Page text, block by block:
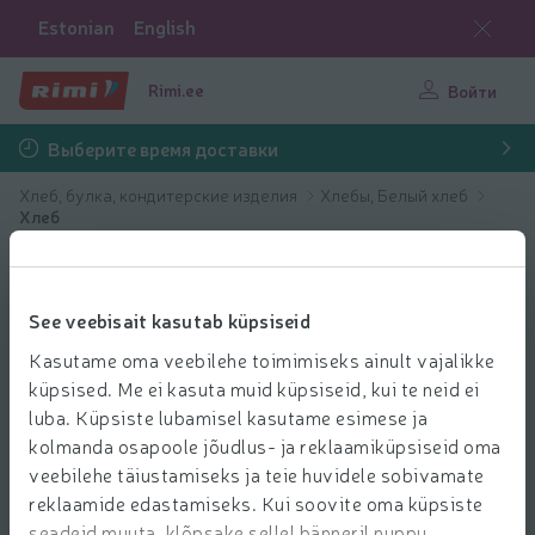
See veebisait kasutab küpsiseid
Kasutame oma veebilehe toimimiseks ainult vajalikke
küpsised. Me ei kasuta muid küpsiseid, kui te neid ei
luba. Küpsiste lubamisel kasutame esimese ja
kolmanda osapoole jõudlus- ja reklaamiküpsiseid oma
veebilehe täiustamiseks ja teie huvidele sobivamate
reklaamide edastamiseks. Kui soovite oma küpsiste
Estonian English
Rimi.ee Войти
Выберите время доставки
Хлеб, булка, кондитерские изделия
Хлебы, Белый хлеб
Хлеб